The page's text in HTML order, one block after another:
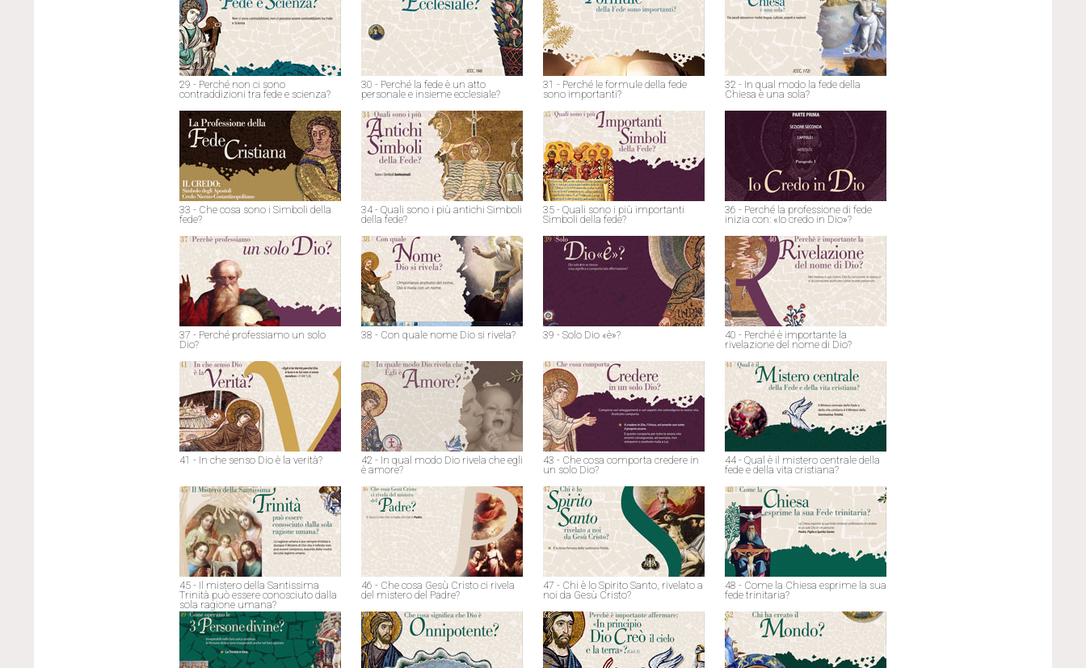
29 - Perché non ci sono
contraddizioni tra fede e scienza?
30 - Perché la fede è un atto
personale e insieme ecclesiale?
31 - Perché le formule della fede
sono importanti?
32 - In qual modo la fede della
Chiesa è una sola?
33 - Che cosa sono i Simboli della
fede?
34 - Quali sono i più antichi Simboli
della fede?
35 - Quali sono i più importanti
Simboli della fede?
36 - Perché la professione di fede
inizia con: «Io credo in Dio»?
37 - Perché professiamo un solo
Dio?
38 - Con quale nome Dio si rivela? 39 - Solo Dio «è»?
40 - Perché è importante la
rivelazione del nome di Dio?
41 - In che senso Dio è la verità?
42 - In qual modo Dio rivela che egli
è amore?
43 - Che cosa comporta credere in
un solo Dio?
44 - Qual è il mistero centrale della
fede e della vita cristiana?
45 - Il mistero della Santissima
Trinità può essere conosciuto dalla
sola ragione umana?
46 - Che cosa Gesù Cristo ci rivela
del mistero del Padre?
47 - Chi è lo Spirito Santo, rivelato a
noi da Gesù Cristo?
48 - Come la Chiesa esprime la sua
fede trinitaria?